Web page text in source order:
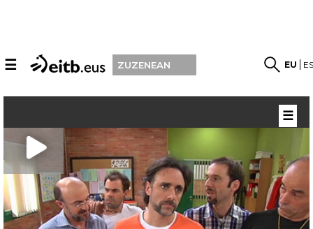
☰ ZUZENEAN EU
☰